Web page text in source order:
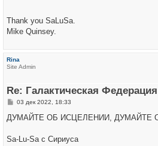
Thank you SaLuSa.
Mike Quinsey.
Rina
Site Admin
Re: Галактическая
С
о
е
03 дек 2022, 18:33
ДУМАЙТЕ ОБ ИСЦЕЛЕНИИ, ДУМАЙТЕ
Sa-Lu-Sa с Сириуса